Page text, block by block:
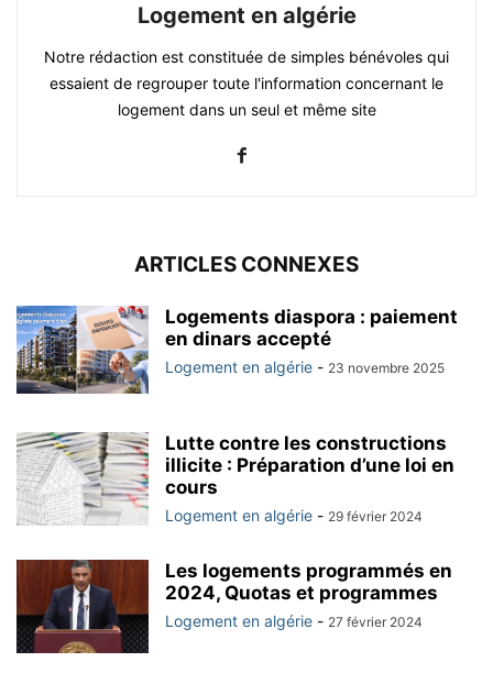
Logement en algérie
Notre rédaction est constituée de simples bénévoles qui
essaient de regrouper toute l'information concernant le
logement dans un seul et même site
ARTICLES CONNEXES
Logements diaspora : paiement
en dinars accepté
Logement en algérie - 23 novembre 2025
Lutte contre les constructions
illicite : Préparation d’une loi en
cours
Logement en algérie - 29 février 2024
Les logements programmés en
2024, Quotas et programmes
Logement en algérie - 27 février 2024